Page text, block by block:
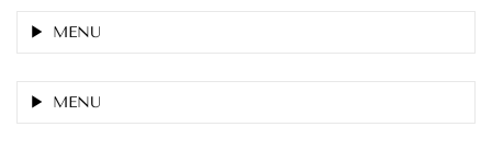
MENU
MENU